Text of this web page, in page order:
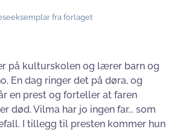
fra forlaget
på kulturskolen og lærer barn og
En dag ringer det på døra, og
en prest og forteller at faren
død. Vilma har jo ingen far... som
I tillegg til presten kommer hun